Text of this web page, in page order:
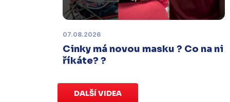
pondělí 16. února od 18:00 .
Charitativní aukce
Sobota 3. ledna | Vydražte si na
na pomoc předčasně narozeným
07.08.2026
Cinky má novou masku ? Co na ni
říkáte? ?
DALŠÍ VIDEA